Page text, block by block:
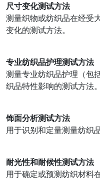
尺寸变化测试方法
测量织物或纺织品在经受
变化的测试方法。
专业纺织品护理测试方法
测量专业纺织品护理（包
织品特性影响的测试方法。
饰面分析测试方法
用于识别和定量测量纺织
耐光性和耐候性测试方法
用于确定或预测纺织材料